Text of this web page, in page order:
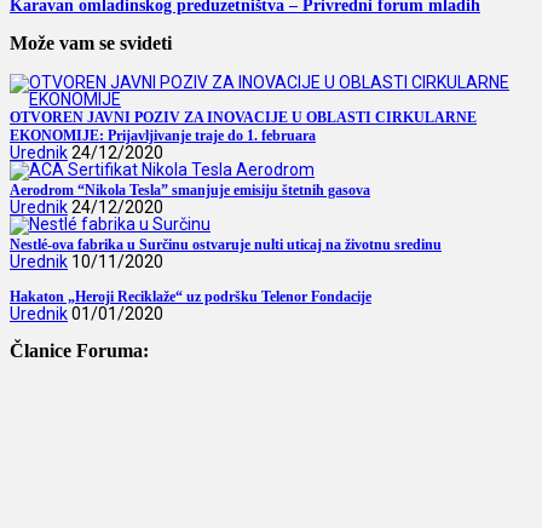
Karavan omladinskog preduzetništva – Privredni forum mladih
Može vam se svideti
OTVOREN JAVNI POZIV ZA INOVACIJE U OBLASTI CIRKULARNE
EKONOMIJE: Prijavljivanje traje do 1. februara
Urednik24/12/2020
Aerodrom “Nikola Tesla” smanjuje emisiju štetnih gasova
Urednik24/12/2020
Nestlé-ova fabrika u Surčinu ostvaruje nulti uticaj na životnu sredinu
Urednik 10/11/2020
Hakaton „Heroji Reciklaže“ uz podršku Telenor Fondacije
Urednik01/01/2020
Članice Foruma: